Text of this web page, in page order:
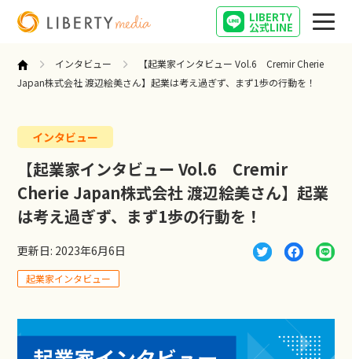
LIBERTY
公式LINE
営業
起業
インタビュー
キャリア
インタビュー
【起業家インタビュー Vol.6 Cremir Cherie
Japan株式会社 渡辺絵美さん】起業は考え過ぎず、まず1歩の行動を！
インタビュー
【起業家インタビュー Vol.6 Cremir
Cherie Japan株式会社 渡辺絵美さん】起業
は考え過ぎず、まず1歩の行動を！
更新日: 2023年6月6日
起業家インタビュー